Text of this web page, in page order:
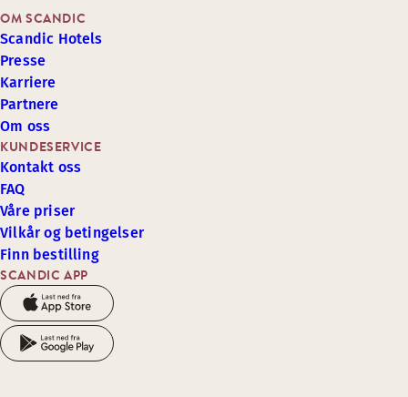
SCANDIC APP
KUNDESERVICE
Kontakt oss
FAQ
Våre priser
Vilkår og betingelser
Finn bestilling
OM SCANDIC
Scandic Hotels
Presse
Karriere
Partnere
Om oss